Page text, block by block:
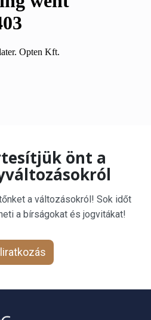
önt a
a változásokról! Sok időt
a bírságokat és jogvitákat!